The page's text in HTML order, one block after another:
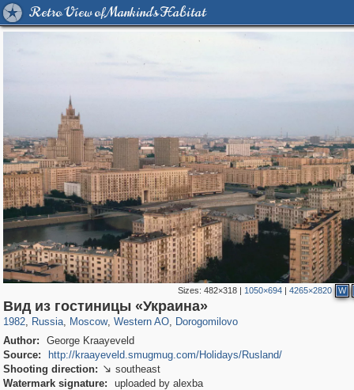
Retro View of Mankind's Habitat
Sizes: 482×318| 1050×694| 4265×2820 W
Вид из гостиницы «Украина»
1982, Russia
1,406,847 29,243
, Moscow
319,861 8,286
, Western AO
27,129 310
, Dorogomilovo
6,082 107
Author:
George Kraayeveld
Source:
http://kraayeveld.smugmug.com/Holidays/Rusland/
Shooting direction:  southeast
Watermark signature:
uploaded by alexba